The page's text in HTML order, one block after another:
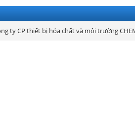
ty CP thiết bị hóa chất và môi trường